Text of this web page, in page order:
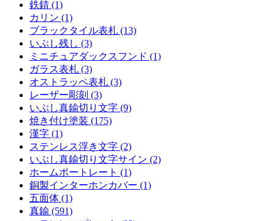
鉄錆 (1)
カリン (1)
ブラックタイル表札 (13)
いぶし残し (3)
ミニチュアダックスフンド (1)
ガラス表札 (3)
オストラッペ表札 (3)
レーザー彫刻 (3)
いぶし真鍮切り文字 (9)
焼き付け塗装 (175)
漢字 (1)
ステンレス浮き文字 (2)
いぶし真鍮切り文字サイン (2)
ホームポートレート (1)
銅製インターホンカバー (1)
五面体 (1)
真鍮 (591)